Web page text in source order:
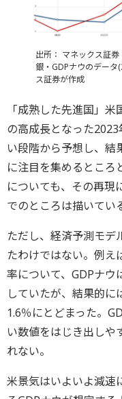
出所： マネックス証
銀・GDPナウのデー
ス証券が作成
「成熟した先進国」
の高成長となった
い段階から予想し、結
に注目を集めるところ
についても、その再現
でのところは描いてい
ただし、経済予測モデ
たわけではない。例え
率について、GDPナウ
していたが、結果的に
1.6％にとどまった。
い数値をはじき出しや
れない。
米景気はいよいよ減速